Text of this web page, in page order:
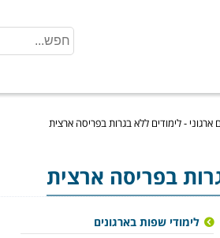
ארגוני - לימודים ללא בגרות בפריסה ארצית
בפריסה ארצית
לימודי שפות בארגונים